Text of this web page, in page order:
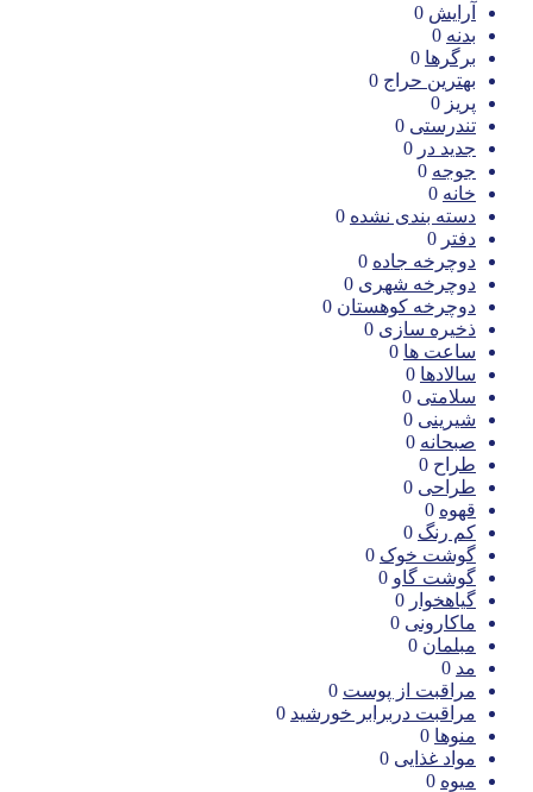
آرایش 0
بدنه 0
برگرها 0
بهترین حراج 0
پریز 0
تندرستی 0
جدید در 0
جوجه 0
خانه 0
دسته بندی نشده 0
دفتر 0
دوچرخه جاده 0
دوچرخه شهری 0
دوچرخه کوهستان 0
ذخیره سازی 0
ساعت ها 0
سالادها 0
سلامتی 0
شیرینی 0
صبحانه 0
طراح 0
طراحی 0
قهوه 0
کم رنگ 0
گوشت خوک 0
گوشت گاو 0
گیاهخوار 0
ماکارونی 0
مبلمان 0
مد 0
مراقبت از پوست 0
مراقبت دربرابر خورشید 0
منوها 0
مواد غذایی 0
میوه 0